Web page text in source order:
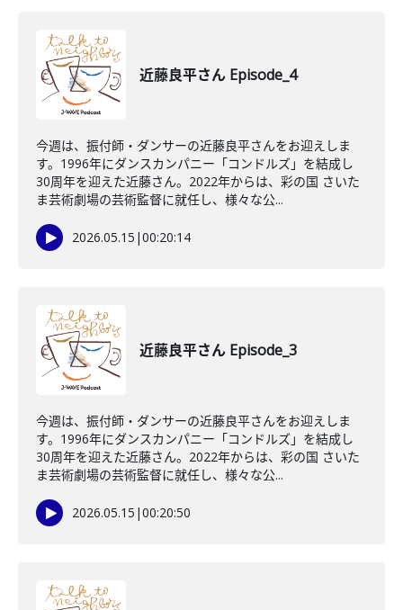
近藤良平さん Episode_4
今週は、振付師・ダンサーの近藤良平さんをお迎えしま
す。1996年にダンスカンパニー「コンドルズ」を結成し
30周年を迎えた近藤さん。2022年からは、彩の国 さいた
ま芸術劇場の芸術監督に就任し、様々な公...
2026.05.15 |00:20:14
近藤良平さん Episode_3
今週は、振付師・ダンサーの近藤良平さんをお迎えしま
す。1996年にダンスカンパニー「コンドルズ」を結成し
30周年を迎えた近藤さん。2022年からは、彩の国 さいた
ま芸術劇場の芸術監督に就任し、様々な公...
2026.05.15 |00:20:50